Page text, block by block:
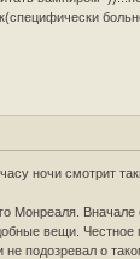
ночи смотрит
Монреаля. Вначале
вещи. Честное
подозревал о